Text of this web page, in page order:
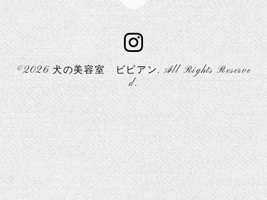
©2026犬の美容室 ビビアン. All Rights Reserve
d.